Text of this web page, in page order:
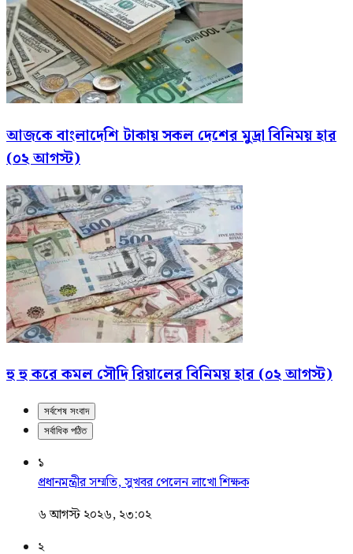
আজকে বাংলাদেশি টাকায় সকল দেশের মুদ্রা বিনিময় হার
(০২ আগস্ট)
হু হু করে কমল সৌদি রিয়ালের বিনিময় হার (০২ আগস্ট)
সর্বশেষ সংবাদ
সর্বাধিক পঠিত
১
প্রধানমন্ত্রীর সম্মতি, সুখবর পেলেন লাখো শিক্ষক
৬ আগস্ট ২০২৬, ২৩:০২
২